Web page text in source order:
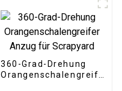
360-Grad-Drehung
Orangenschalengreifer